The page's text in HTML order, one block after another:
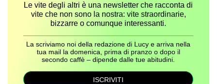
Le vite degli altri è una newsletter che racconta di
vite che non sono la nostra: vite straordinarie,
bizzarre o comunque interessanti.
La scriviamo noi della redazione di Lucy e arriva nella
tua mail la domenica, prima di pranzo o dopo il
secondo caffè – dipende dalle tue abitudini.
ISCRIVITI